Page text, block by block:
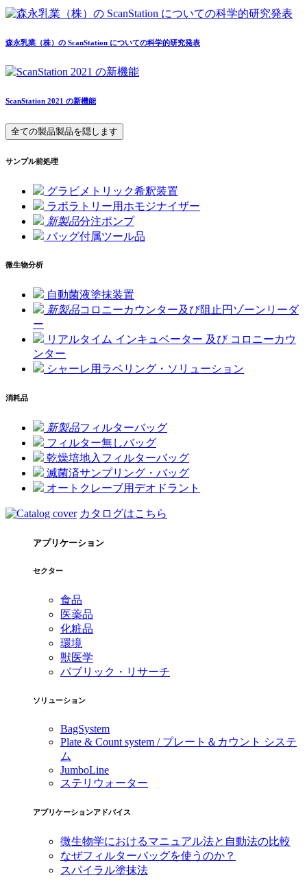
森永乳業（株）の ScanStation についての科学的研究発表
ScanStation 2021 の新機能
全ての製品製品を隠します
サンプル前処理
グラビメトリック希釈装置
ラボラトリー用ホモジナイザー
新製品分注ポンプ
バッグ付属ツール品
微生物分析
自動菌液塗抹装置
新製品コロニーカウンター及び阻止円ゾーンリーダ
ー
リアルタイム インキュベーター 及び コロニーカウ
ンター
シャーレ用ラベリング・ソリューション
消耗品
新製品フィルターバッグ
フィルター無しバッグ
乾燥培地入フィルターバッグ
滅菌済サンプリング・バッグ
オートクレーブ用デオドラント
カタログはこちら
アプリケーション
セクター
食品
医薬品
化粧品
環境
獣医学
パブリック・リサーチ
ソリューション
BagSystem
Plate & Count system / プレート＆カウント システ
ム
JumboLine
ステリウォーター
アプリケーションアドバイス
微生物学におけるマニュアル法と自動法の比較
なぜフィルターバッグを使うのか？
スパイラル塗抹法